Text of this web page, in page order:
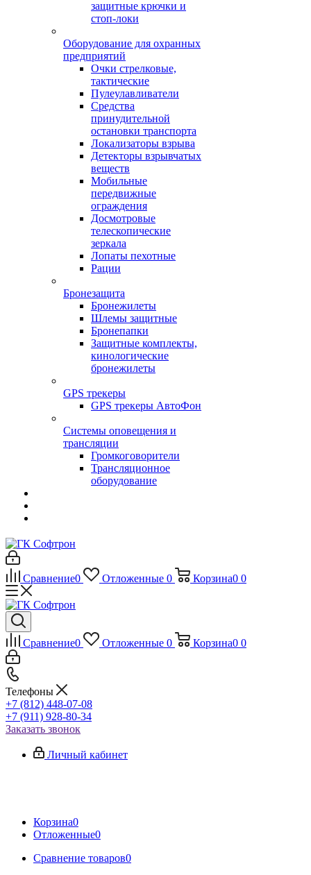
защитные крючки и
стоп-локи
Оборудование для охранных
предприятий
Очки стрелковые,
тактические
Пулеулавливатели
Средства
принудительной
остановки транспорта
Локализаторы взрыва
Детекторы взрывчатых
веществ
Мобильные
передвижные
ограждения
Досмотровые
телескопические
зеркала
Лопаты пехотные
Рации
Бронезащита
Бронежилеты
Шлемы защитные
Бронепапки
Защитные комплекты,
кинологические
бронежилеты
GPS трекеры
GPS трекеры АвтоФон
Системы оповещения и
трансляции
Громкоговорители
Трансляционное
оборудование
Сравнение0 Отложенные 0 Корзина0 0
Сравнение0 Отложенные 0 Корзина0 0
Телефоны
+7 (812) 448-07-08
+7 (911) 928-80-34
Заказать звонок
Личный кабинет
Корзина0
Отложенные0
Сравнение товаров0